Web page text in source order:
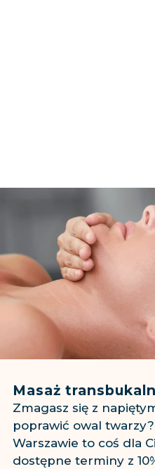
Masaż
Zmagasz się z
poprawić owal
Warszawie to coś dla
dostępne terminy z